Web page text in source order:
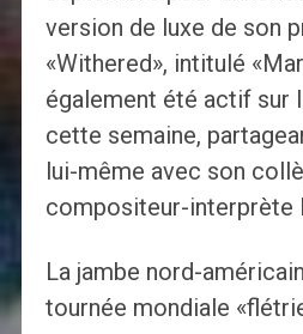
version de luxe de son
«Withered», intitulé
également été actif sur
cette semaine,
lui-même avec son
compositeur-interprète
La jambe nord-
tournée mondiale